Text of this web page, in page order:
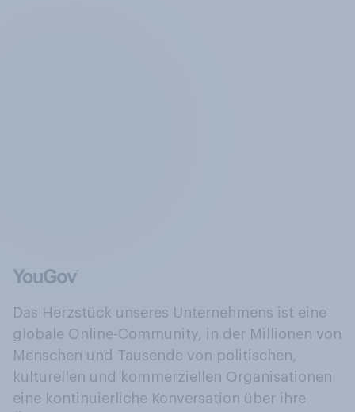
Das Herzstück unseres Unternehmens ist eine
globale Online-Community, in der Millionen von
Menschen und Tausende von politischen,
kulturellen und kommerziellen Organisationen
eine kontinuierliche Konversation über ihre